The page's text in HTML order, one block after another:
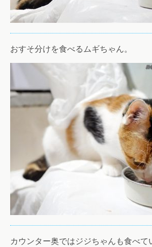
おすそ分けを食べるムギちゃん。
カウンター奥ではジジちゃんも食べて